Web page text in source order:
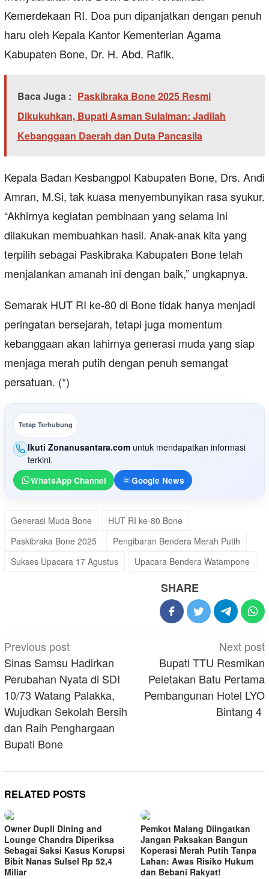
Kemerdekaan RI. Doa pun dipanjatkan dengan penuh
haru oleh Kepala Kantor Kementerian Agama
Kabupaten Bone, Dr. H. Abd. Rafik.
Baca Juga : Paskibraka Bone 2025 Resmi
Dikukuhkan, Bupati Asman Sulaiman: Jadilah
Kebanggaan Daerah dan Duta Pancasila
Kepala Badan Kesbangpol Kabupaten Bone, Drs. Andi
Amran, M.Si, tak kuasa menyembunyikan rasa syukur.
“Akhirnya kegiatan pembinaan yang selama ini
dilakukan membuahkan hasil. Anak-anak kita yang
terpilih sebagai Paskibraka Kabupaten Bone telah
menjalankan amanah ini dengan baik,” ungkapnya.
Semarak HUT RI ke-80 di Bone tidak hanya menjadi
peringatan bersejarah, tetapi juga momentum
kebanggaan akan lahirnya generasi muda yang siap
menjaga merah putih dengan penuh semangat
persatuan. (*)
Tetap Terhubung
Ikuti Zonanusantara.com untuk mendapatkan informasi
terkini.
WhatsApp Channel Google News
Generasi Muda Bone
HUT RI ke-80 Bone
Paskibraka Bone 2025
Pengibaran Bendera Merah Putih
Sukses Upacara 17 Agustus
Upacara Bendera Watampone
SHARE
Post
navigation
Previous post
Sinas Samsu Hadirkan
Perubahan Nyata di SDI
10/73 Watang Palakka,
Wujudkan Sekolah Bersih
dan Raih Penghargaan
Bupati Bone
Next post
Bupati TTU Resmikan
Peletakan Batu Pertama
Pembangunan Hotel LYO
Bintang 4
RELATED POSTS
Owner Dupli Dining and
Lounge Chandra Diperiksa
Sebagai Saksi Kasus Korupsi
Bibit Nanas Sulsel Rp 52,4
Miliar
Pemkot Malang Diingatkan
Jangan Paksakan Bangun
Koperasi Merah Putih Tanpa
Lahan: Awas Risiko Hukum
dan Bebani Rakyat!